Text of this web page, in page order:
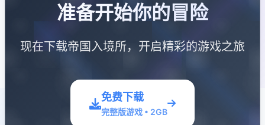
准备开始你的冒险
现在下载帝国入境所，开启精彩的游戏之旅
免费下载
完整版游戏 • 2GB